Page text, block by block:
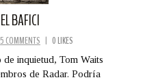
BAFICI
5 COMMENTS | 0 LIKES
inquietud, Tom Waits
de Radar. Podría